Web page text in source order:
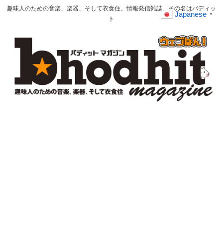
趣味人のための音楽、楽器、そして衣食住。情報発信雑誌、その名はバディッ
ト
Japanese ▼